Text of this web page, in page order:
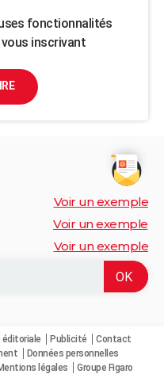
fonctionnalités
inscrivant
Voir un exemple
Voir un exemple
Voir un exemple
éditoriale Publicité
Contact
Données personnelles
légales Groupe Figaro